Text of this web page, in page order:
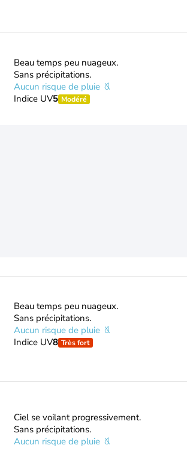
Beau temps peu nuageux.
Sans précipitations.
Aucun risque de pluie
Indice UV5 Modéré
Beau temps peu nuageux.
Sans précipitations.
Aucun risque de pluie
Indice UV8 Très fort
Ciel se voilant progressivement.
Sans précipitations.
Aucun risque de pluie